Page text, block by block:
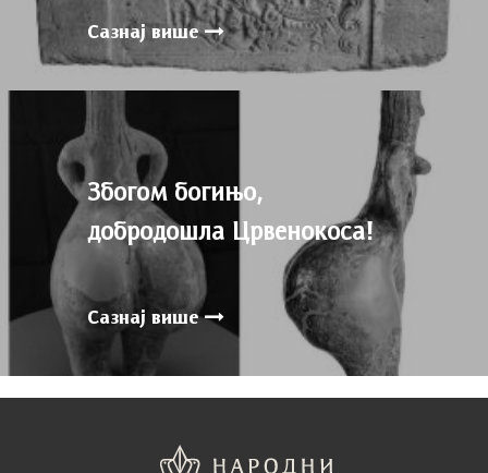
Сазнај више
Збогом богињо,
добродошла Црвенокоса!
Сазнај више